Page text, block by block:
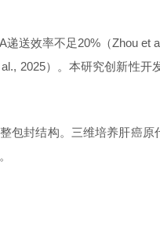
递送效率不足20%（Zhou et
2025）。本研究创新性
包封结构。三维培养肝癌原